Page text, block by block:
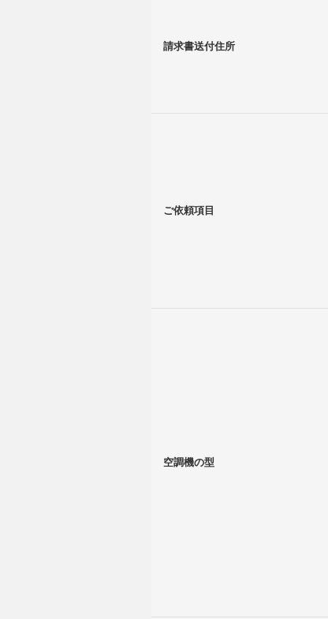
請求書送付住所
ご依頼項目
空調機の型